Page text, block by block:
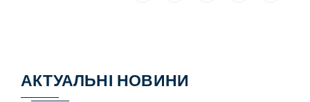
АКТУАЛЬНІ НОВИНИ